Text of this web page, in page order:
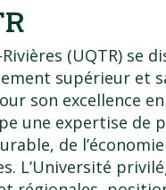
(UQTR) se
supérieur et
son excellence
une expertise de
de
L’Université